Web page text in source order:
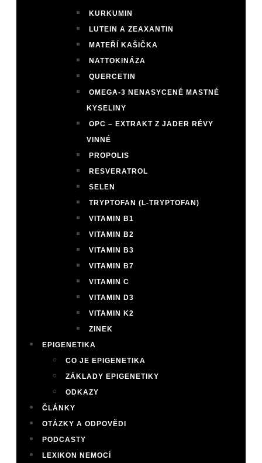
KURKUMIN
LUTEIN A ZEAXANTIN
MATEŘÍ KAŠIČKA
NATTOKINÁZA
QUERCETIN
OMEGA-3 NENASYCENÉ MASTNÉ
KYSELINY
OPC – EXTRAKT Z JADER RÉVY
VINNÉ
PROPOLIS
RESVERATROL
SELEN
TRYPTOFAN (L-TRYPTOFAN)
VITAMIN B1
VITAMIN B2
VITAMIN B3
VITAMIN B7
VITAMIN C
VITAMIN D3
VITAMIN K2
ZINEK
EPIGENETIKA
CO JE EPIGENETIKA
ZÁKLADY EPIGENETIKY
ODKAZY
ČLÁNKY
OTÁZKY A ODPOVĚDI
PODCASTY
LEXIKON NEMOCÍ